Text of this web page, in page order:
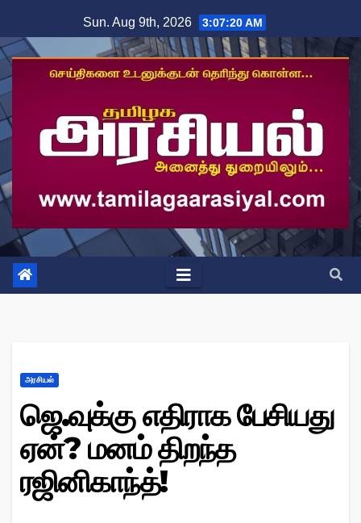
to
content
Sun. Aug 9th, 2026 3:07:21 AM
அரசியல்
ஜெ.வுக்கு எதிராக பேசியது
ஏன்? மனம் திறந்த
ரஜினிகாந்த்!